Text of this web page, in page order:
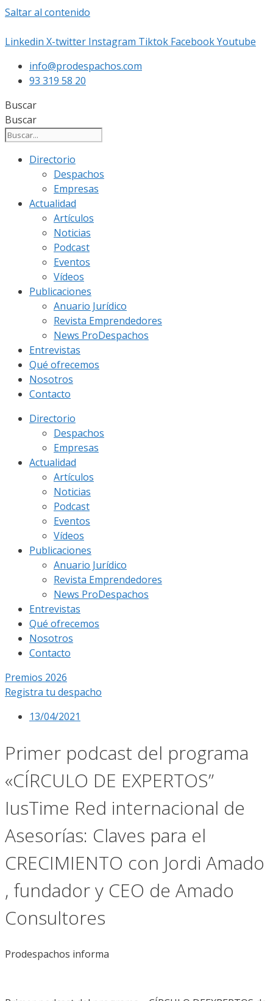
Saltar al contenido
Linkedin X-twitter Instagram Tiktok FacebookYoutube
info@prodespachos.com
93 319 58 20
Buscar
Buscar
Directorio
Despachos
Empresas
Actualidad
Artículos
Noticias
Podcast
Eventos
Vídeos
Publicaciones
Anuario Jurídico
Revista Emprendedores
News ProDespachos
Entrevistas
Qué ofrecemos
Nosotros
Contacto
Directorio
Despachos
Empresas
Actualidad
Artículos
Noticias
Podcast
Eventos
Vídeos
Publicaciones
Anuario Jurídico
Revista Emprendedores
News ProDespachos
Entrevistas
Qué ofrecemos
Nosotros
Contacto
Premios 2026
Registra tu despacho
13/04/2021
Primer podcast del programa
«CÍRCULO DE EXPERTOS”
IusTime Red internacional de
Asesorías: Claves para el
CRECIMIENTO con Jordi Amado
, fundador y CEO de Amado
Consultores
Prodespachos informa